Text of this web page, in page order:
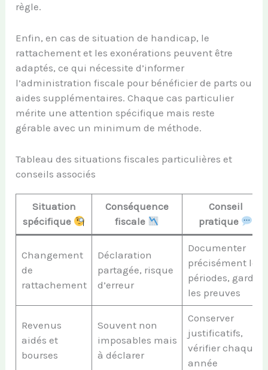
règle.
Enfin, en cas de situation de handicap, le
rattachement et les exonérations peuvent être
adaptés, ce qui nécessite d’informer
l’administration fiscale pour bénéficier de parts ou
aides supplémentaires. Chaque cas particulier
mérite une attention spécifique mais reste
gérable avec un minimum de méthode.
Tableau des situations fiscales particulières et
conseils associés
Situation
spécifique
Conséquence
fiscale
Conseil
pratique
Changement
de
rattachement
Déclaration
partagée, risque
d’erreur
Documenter
précisément les
périodes, garder
les preuves
Revenus
aidés et
bourses
Souvent non
imposables mais
à déclarer
Conserver
justificatifs,
vérifier chaque
année